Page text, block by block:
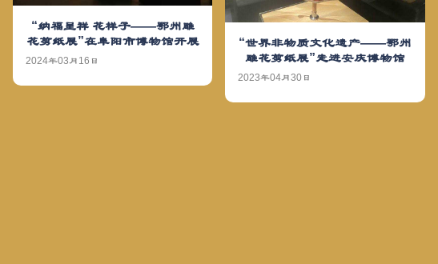
“纳福呈祥 花样子——鄂州雕
花剪纸展”在阜阳市博物馆开展
2024年03月16日
“世界非物质文化遗产——鄂州
雕花剪纸展”走进安庆博物馆
2023年04月30日